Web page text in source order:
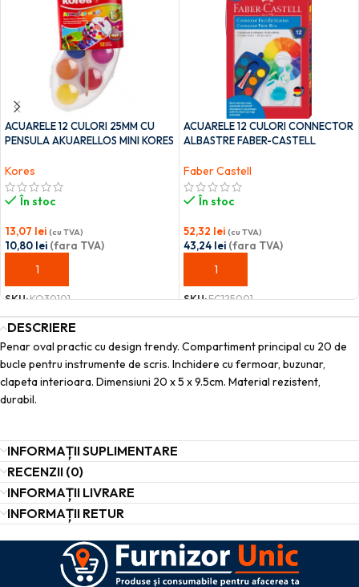
ACUARELE 12 CULORI 25MM CU
PENSULA AKUARELLOS MINI KORES
Kores
În stoc
13,07 lei (cu TVA)
10,80 lei (fara TVA)
ADAUGĂ ÎN COȘ
SKU:KO30101
ACUARELE 12 CULORI CONNECTOR
ALBASTRE FABER-CASTELL
Faber Castell
În stoc
52,32 lei (cu TVA)
43,24 lei (fara TVA)
ADAUGĂ ÎN COȘ
SKU:FC125001
DESCRIERE
Penar oval practic cu design trendy. Compartiment principal cu 20 de
bucle pentru instrumente de scris. Inchidere cu fermoar, buzunar,
clapeta interioara. Dimensiuni 20 x 5 x 9.5cm. Material rezistent,
durabil.
INFORMAȚII SUPLIMENTARE
RECENZII (0)
INFORMAȚII LIVRARE
INFORMAȚII RETUR